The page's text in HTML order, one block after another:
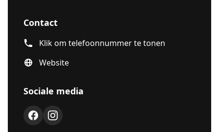
Contact
Klik om telefoonnummer te tonen
Website
Sociale media